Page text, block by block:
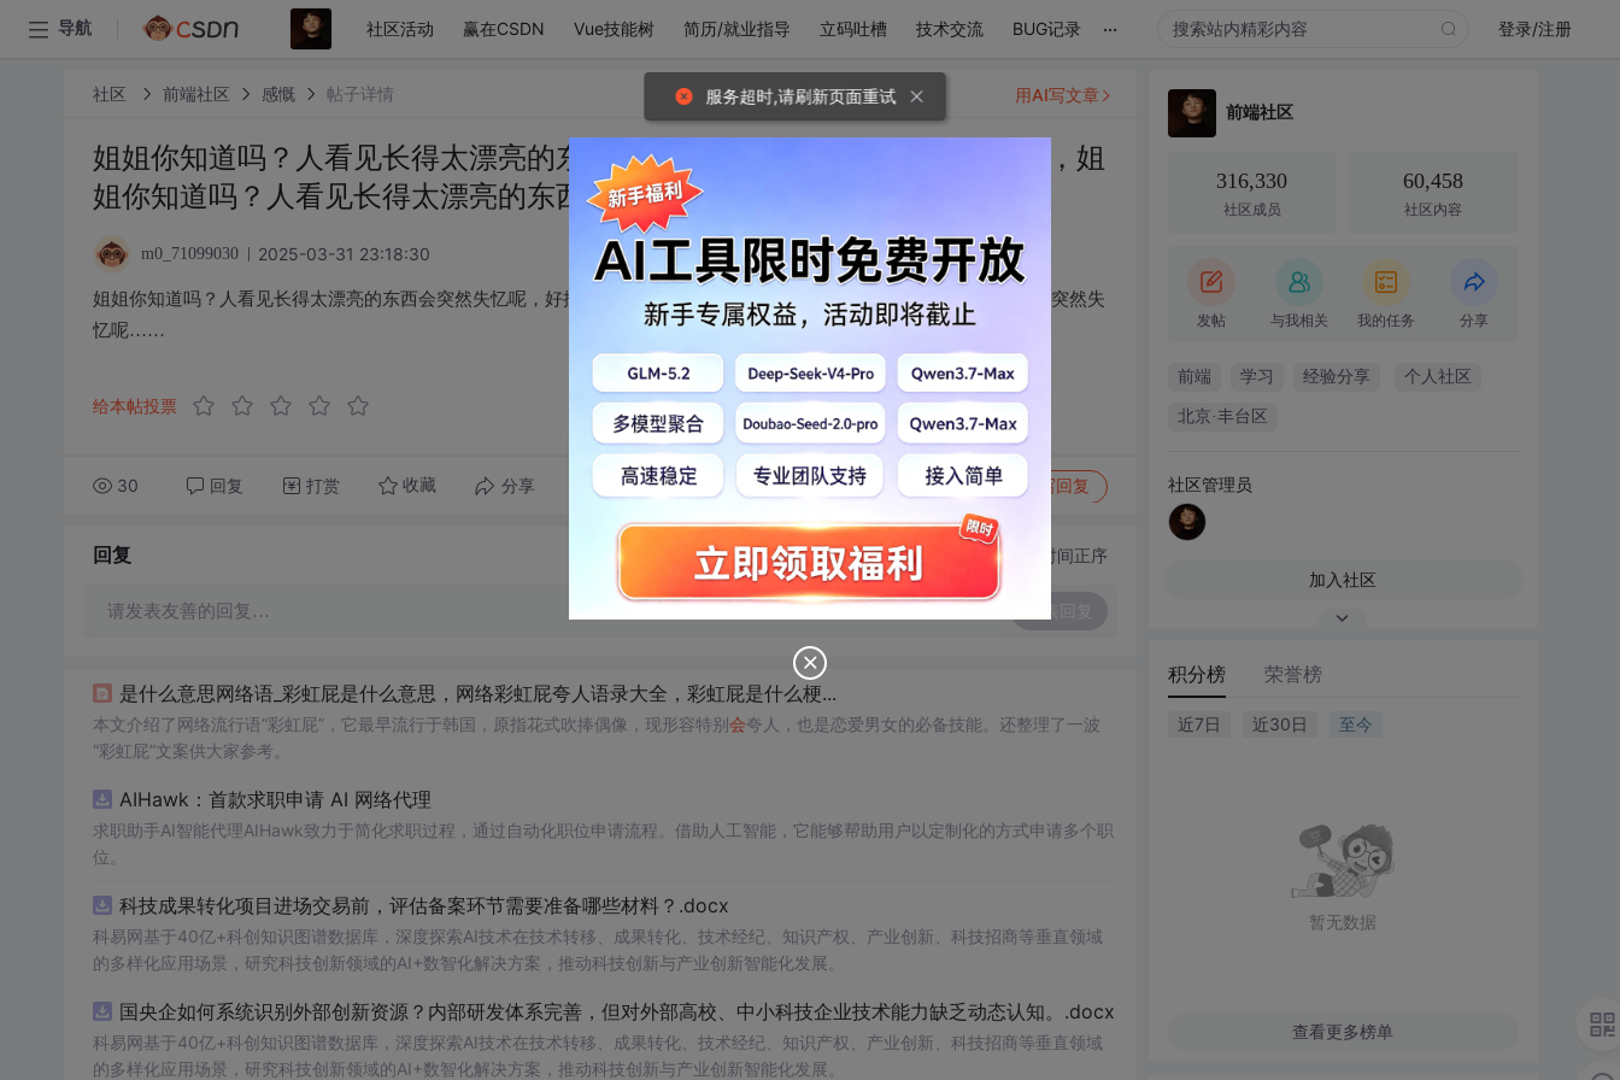
导航 社区活动 赢在CSDN Vue技能树 简历/就业指导 立码吐槽 技术交流 BUG记录 ... 登录/注册
社区 前端社区 感慨 帖子详情
姐姐你知道吗？人看见长得太漂亮的东西会突然失忆呢，好搞笑吧！啊对了，姐
姐你知道吗？人看见长得太漂亮的东西会突然失忆呢……
m0_71099030 2025-03-31 23:18:30
姐姐你知道吗？人看见长得太漂亮的东西会突然失忆呢，好搞笑吧！啊对了，姐姐你知道吗？人看见长得太漂亮的东西会突然失
忆呢……
给本帖投票
30 回复 打赏 收藏 分享 转发到动态 举报 写回复
用AI写文章
回复 切换为时间正序
请发表友善的回复…
是什么意思网络语_彩虹屁是什么意思，网络彩虹屁夸人语录大全，彩虹屁是什么梗...
本文介绍了网络流行语“彩虹屁”，它最早流行于韩国，原指花式吹捧偶像，现形容特别会夸人，也是恋爱男女的必备技能。还整理了一波
“彩虹屁”文案供大家参考。
AIHawk：首款求职申请 AI 网络代理
求职助手AI智能代理AIHawk致力于简化求职过程，通过自动化职位申请流程。借助人工智能，它能够帮助用户以定制化的方式申请多个职
位。
科技成果转化项目进场交易前，评估备案环节需要准备哪些材料？.docx
科易网基于40亿+科创知识图谱数据库，深度探索AI技术在技术转移、成果转化、技术经纪、知识产权、产业创新、科技招商等垂直领域
的多样化应用场景，研究科技创新领域的AI+数智化解决方案，推动科技创新与产业创新智能化发展。
国央企如何系统识别外部创新资源？内部研发体系完善，但对外部高校、中小科技企业技术能力缺乏动态认知。.docx
科易网基于40亿+科创知识图谱数据库，深度探索AI技术在技术转移、成果转化、技术经纪、知识产权、产业创新、科技招商等垂直领域
的多样化应用场景，研究科技创新领域的AI+数智化解决方案，推动科技创新与产业创新智能化发展。
前端社区
316,330
社区成员
60,458
社区内容
发帖 与我相关 我的任务 分享
前端 学习 经验分享 个人社区
北京·丰台区
社区管理员
加入社区
积分榜 荣誉榜
近7日 近30日 至今
暂无数据
查看更多榜单
服务超时,请刷新页面重试